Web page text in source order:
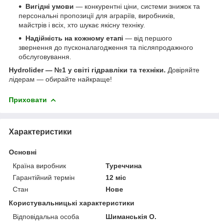
Вигідні умови — конкурентні ціни, системи знижок та
персональні пропозиції для аграріїв, виробників,
майстрів і всіх, хто шукає якісну техніку.
Надійність на кожному етапі — від першого
звернення до пусконалагодження та післяпродажного
обслуговування.
Hydrolider — №1 у світі гідравліки та техніки. Довіряйте
лідерам — обирайте найкраще!
Приховати
Характеристики
Основні
Країна виробник
Туреччина
Гарантійний термін
12 міс
Стан
Нове
Користувальницькі характеристики
Відповідальна особа
Шиманськія О.